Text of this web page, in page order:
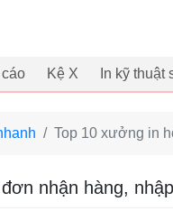
cáo Kệ X In kỹ thuật
Top 10 xưởng in
nhận hàng,